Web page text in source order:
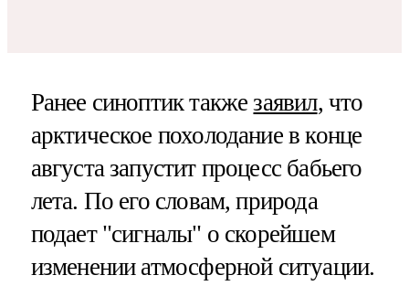
Ранее синоптик такжезаявил, что
арктическое похолодание в конце
августа запустит процесс бабьего
лета. По его словам, природа
подает "сигналы" о скорейшем
изменении атмосферной ситуации.